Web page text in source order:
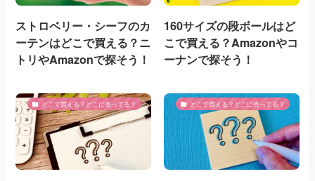
ストロベリー・シーフのカ
ーテンはどこで買える？ニ
トリやAmazonで探そう！
160サイズの段ボールはど
こで買える？Amazonやコ
ーナンで探そう！
どこで買える？どこに売ってる？ どこで買える？どこに売ってる？